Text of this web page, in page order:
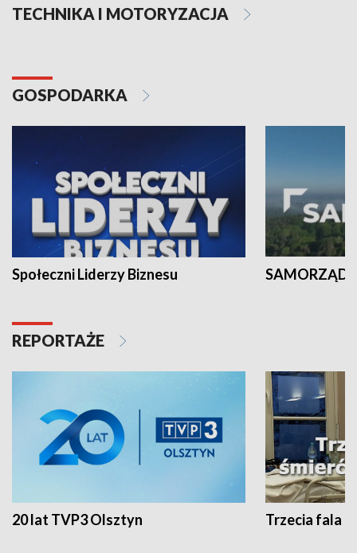
TECHNIKA I MOTORYZACJA
GOSPODARKA
Społeczni Liderzy Biznesu SAMORZĄD
REPORTAŻE
20 lat TVP3 Olsztyn Trzecia fala -